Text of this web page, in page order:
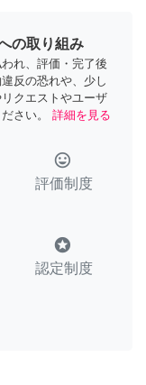
の取り組み
れ、評価・完了後
反の恐れや、少し
クエストやユーザ
さい。
詳細を見る
tag_faces
評価制度
stars
認定制度